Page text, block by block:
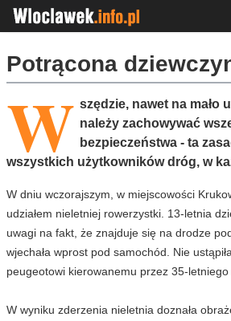
Potrącona
W szędzie, nawet na mało
należy zachowywać
bezpieczeństwa - ta
wszystkich użytkowników dróg, w
W dniu wczorajszym, w miejscowości
udziałem nieletniej rowerzystki. 13-letnia
uwagi na fakt, że znajduje się na drodze
wjechała wprost pod samochód. Nie
peugeotowi kierowanemu przez 35-letniego
W wyniku zderzenia nieletnia doznała